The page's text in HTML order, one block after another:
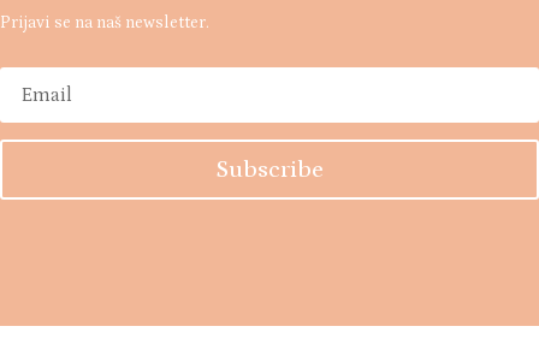
Prijavi se na naš newsletter.
Subscribe